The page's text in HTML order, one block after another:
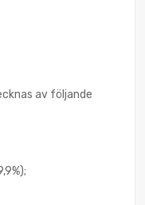
av följande